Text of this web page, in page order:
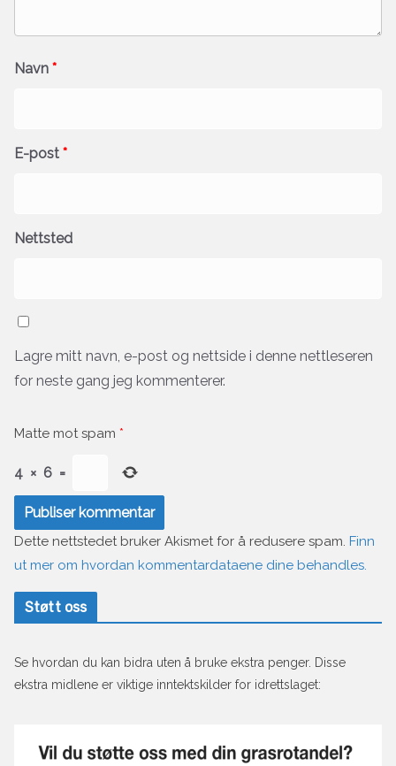
Navn *
E-post *
Nettsted
Lagre mitt navn, e-post og nettside i denne nettleseren
for neste gang jeg kommenterer.
Matte mot spam *
4 × 6 =
Dette nettstedet bruker Akismet for å redusere spam. Finn
ut mer om hvordan kommentardataene dine behandles.
Støtt oss
Se hvordan du kan bidra uten å bruke ekstra penger. Disse
ekstra midlene er viktige inntektskilder for idrettslaget: